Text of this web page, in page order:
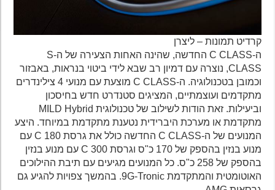
קרדיט תמונות – ליצרן
ה-C CLASS החדשה, שהינה האחות הצעירה של ה-S
CLASS, נוצרה עם דמיון רב שבא לידי ביטוי בנראות, באבזור
וכמובן בטכנולוגיה. ה-C CLASS מוצעת עם מנועי 4 צילינדרים
מתקדמים ועוצמתיים, המציגים סטנדרט חדש בחיסכון
וביעילות. זאת הודות לשילוב של טכנולוגית MILD Hybrid
מתקדמת או מערכת היברידית נטענת מתקדמת במיוחד. היצע
המנועים של ה-C CLASS החדשה כולל את גרסת C 180 עם
מנוע בנזין בהספק של 170 כ"ס וגרסת C 300 עם מנוע בנזין
בהספק של 258 כ"ס. כל המנועים מגיעים עם תיבת ההילוכים
האוטומטית והמתקדמת 9G-Tronic. בהמשך צפויות להגיע גם